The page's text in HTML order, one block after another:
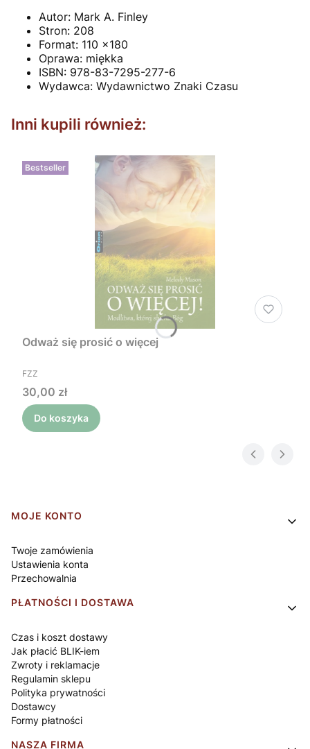
Autor: Mark A. Finley
Stron: 208
Format: 110 x180
Oprawa: miękka
ISBN: 978-83-7295-277-6
Wydawca: Wydawnictwo Znaki Czasu
Inni kupili również:
Bestseller
Odważ się prosić o więcej
PRODUCENT
FZZ
Cena
30,00 zł
Do koszyka
Linki w stopce
MOJE KONTO
Twoje zamówienia
Ustawienia konta
Przechowalnia
PŁATNOŚCI I DOSTAWA
Czas i koszt dostawy
Jak płacić BLIK-iem
Zwroty i reklamacje
Regulamin sklepu
Polityka prywatności
Dostawcy
Formy płatności
NASZA FIRMA